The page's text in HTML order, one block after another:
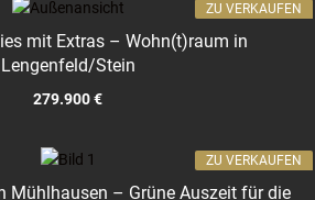
mit Extras – Wohn(t)raum in
Lengenfeld/Stein
279.900 €
ZU VERKAUFEN
Mühlhausen – Grüne Auszeit für die
ZU VERKAUFEN